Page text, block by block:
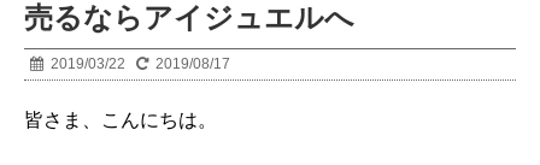
売るならアイジュエルへ
2019/03/22 2019/08/17
皆さま、こんにちは。